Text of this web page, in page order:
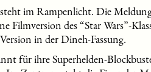
im Rampenlicht. Die
Filmversion des “Star Wars”-
in der Dineh-Fassung.
für ihre Superhelden-